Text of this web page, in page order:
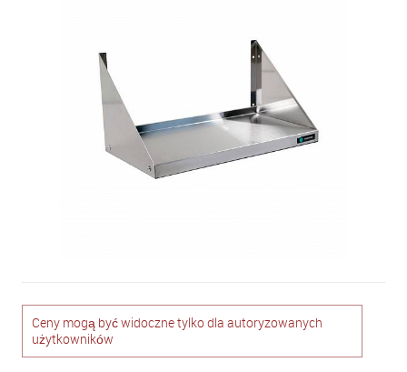
Ceny mogą być widoczne tylko dla autoryzowanych
użytkowników